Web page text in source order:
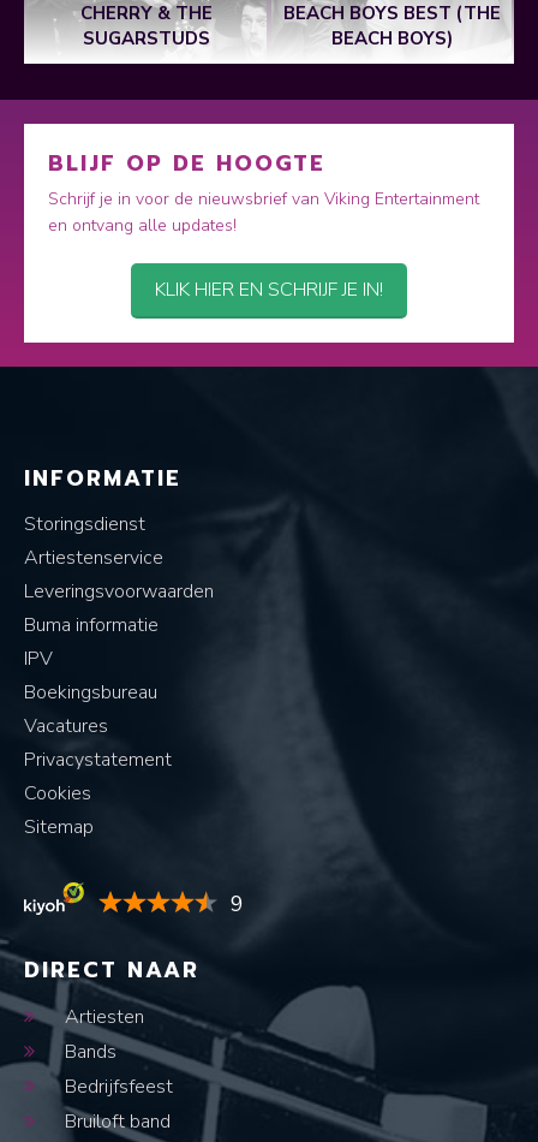
CHERRY & THE
SUGARSTUDS
BEACH BOYS BEST (THE
BEACH BOYS)
BLIJF OP DE HOOGTE
Schrijf je in voor de nieuwsbrief van Viking Entertainment
en ontvang alle updates!
KLIK HIER EN SCHRIJF JE IN!
INFORMATIE
Storingsdienst
Artiestenservice
Leveringsvoorwaarden
Buma informatie
IPV
Boekingsbureau
Vacatures
Privacystatement
Cookies
Sitemap
9
DIRECT NAAR
Artiesten
Bands
Bedrijfsfeest
Bruiloft band